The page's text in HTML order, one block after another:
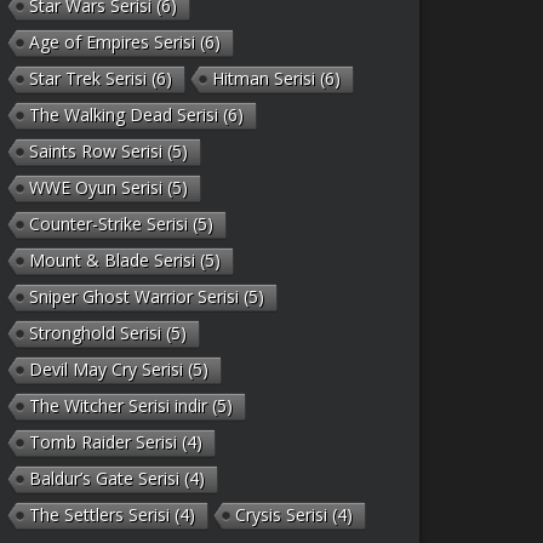
Star Wars Serisi (6)
Age of Empires Serisi (6)
Star Trek Serisi (6) Hitman Serisi (6)
The Walking Dead Serisi (6)
Saints Row Serisi (5)
WWE Oyun Serisi (5)
Counter-Strike Serisi (5)
Mount & Blade Serisi (5)
Sniper Ghost Warrior Serisi (5)
Stronghold Serisi (5)
Devil May Cry Serisi (5)
The Witcher Serisi indir(5)
Tomb Raider Serisi (4)
Baldur’s Gate Serisi (4)
The Settlers Serisi (4) Crysis Serisi (4)